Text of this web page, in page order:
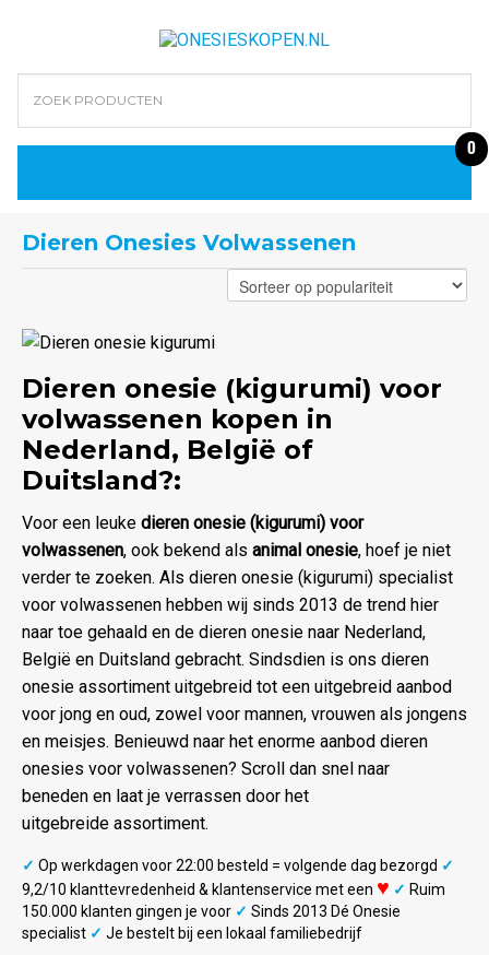
0
Dieren Onesies Volwassenen
Dieren onesie (kigurumi) voor
volwassenen kopen in
Nederland, België of
Duitsland?:
Voor een leuke dieren onesie (kigurumi) voor
volwassenen, ook bekend als animal onesie, hoef je niet
verder te zoeken. Als dieren onesie (kigurumi) specialist
voor volwassenen hebben wij sinds 2013 de trend hier
naar toe gehaald en de dieren onesie naar Nederland,
België en Duitsland gebracht. Sindsdien is ons dieren
onesie assortiment uitgebreid tot een uitgebreid aanbod
voor jong en oud, zowel voor mannen, vrouwen als jongens
en meisjes. Benieuwd naar het enorme aanbod dieren
onesies voor volwassenen? Scroll dan snel naar
beneden en laat je verrassen door het
uitgebreide assortiment.
✓ Op werkdagen voor 22:00 besteld = volgende dag bezorgd ✓
9,2/10 klanttevredenheid & klantenservice met een ♥ ✓ Ruim
150.000 klanten gingen je voor ✓ Sinds 2013 Dé Onesie
specialist ✓ Je bestelt bij een lokaal familiebedrijf